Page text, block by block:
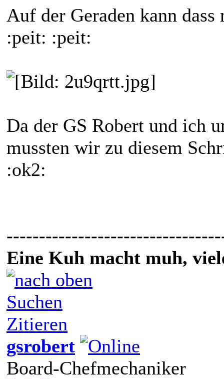
Auf der Geraden kann
:peit: :peit:
Da der GS Robert und ich
mussten wir zu diesem
:ok2:
Eine Kuh macht muh,
Suchen
Zitieren
gsrobert
Board-Chefmechaniker